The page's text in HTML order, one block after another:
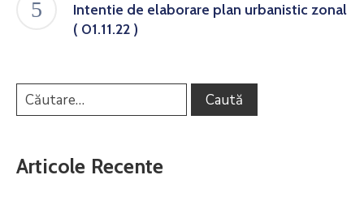
Intentie de elaborare plan urbanistic zonal
( 01.11.22 )
Articole Recente